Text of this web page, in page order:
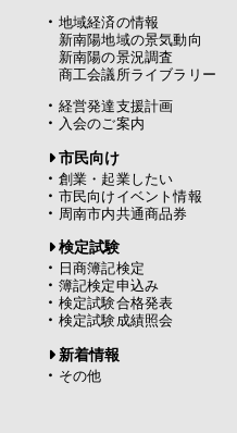
地域経済の情報
新南陽地域の景気動向
新南陽の景況調査
商工会議所ライブラリー
経営発達支援計画
入会のご案内
市民向け
創業・起業したい
市民向けイベント情報
周南市内共通商品券
検定試験
日商簿記検定
簿記検定申込み
検定試験合格発表
検定試験成績照会
新着情報
その他